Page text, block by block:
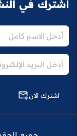
اشترك في
اشترك الان